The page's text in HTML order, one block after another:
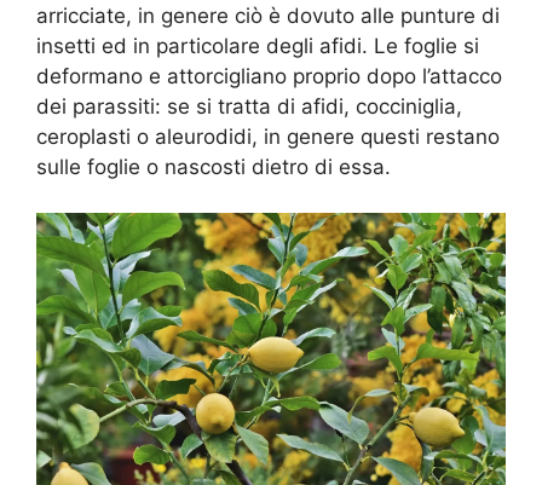
arricciate, in genere ciò è dovuto alle punture di
insetti ed in particolare degli afidi. Le foglie si
deformano e attorcigliano proprio dopo l’attacco
dei parassiti: se si tratta di afidi, cocciniglia,
ceroplasti o aleurodidi, in genere questi restano
sulle foglie o nascosti dietro di essa.